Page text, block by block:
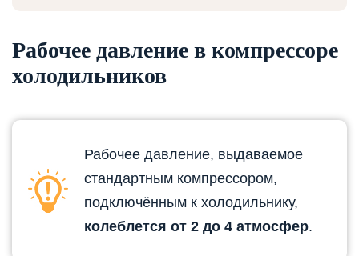
Рабочее давление в компрессоре
холодильников
Рабочее давление, выдаваемое
стандартным компрессором,
подключённым к холодильнику,
колеблется от 2 до 4 атмосфер.